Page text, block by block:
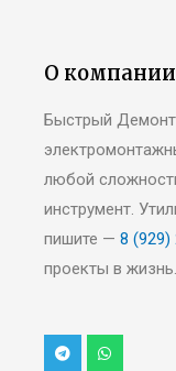
О компании
Быстрый
любой
инструмент.
пишите — 8 (929)
проекты в жизнь.